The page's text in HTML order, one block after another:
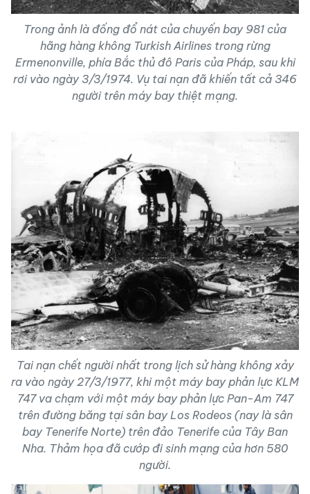
Trong ảnh là đống đổ nát của chuyến bay 981 của
hãng hàng không Turkish Airlines trong rừng
Ermenonville, phía Bắc thủ đô Paris của Pháp, sau khi
rơi vào ngày 3/3/1974. Vụ tai nạn đã khiến tất cả 346
người trên máy bay thiệt mạng.
Tai nạn chết người nhất trong lịch sử hàng không xảy
ra vào ngày 27/3/1977, khi một máy bay phản lực KLM
747 va chạm với một máy bay phản lực Pan-Am 747
trên đường băng tại sân bay Los Rodeos (nay là sân
bay Tenerife Norte) trên đảo Tenerife của Tây Ban
Nha. Thảm họa đã cướp đi sinh mạng của hơn 580
người.